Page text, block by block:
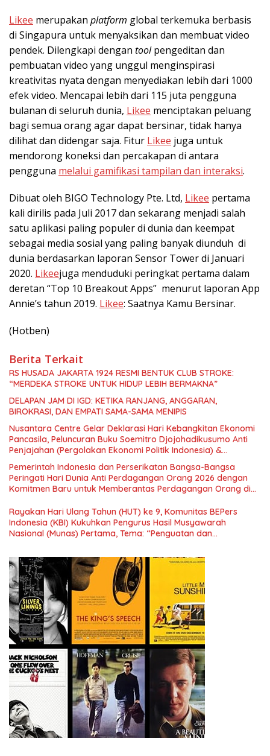
Likee merupakan platform global terkemuka berbasis
di Singapura untuk menyaksikan dan membuat video
pendek. Dilengkapi dengan toolpengeditan dan
pembuatan video yang unggul menginspirasi
kreativitas nyata dengan menyediakan lebih dari 1000
efek video. Mencapai lebih dari 115 juta pengguna
bulanan di seluruh dunia, Likee menciptakan peluang
bagi semua orang agar dapat bersinar, tidak hanya
dilihat dan didengar saja. Fitur Likee juga untuk
mendorong koneksi dan percakapan di antara
pengguna melalui gamifikasi tampilan dan interaksi.
Dibuat oleh BIGO Technology Pte. Ltd, Likee pertama
kali dirilis pada Juli 2017 dan sekarang menjadi salah
satu aplikasi paling populer di dunia dan keempat
sebagai media sosial yang paling banyak diunduh di
dunia berdasarkan laporan Sensor Tower di Januari
2020. Likeejuga menduduki peringkat pertama dalam
deretan “Top 10 Breakout Apps” menurut laporan App
Annie’s tahun 2019. Likee: Saatnya Kamu Bersinar.
(Hotben)
Berita Terkait
RS HUSADA JAKARTA 1924 RESMI BENTUK CLUB STROKE:
“MERDEKA STROKE UNTUK HIDUP LEBIH BERMAKNA”
DELAPAN JAM DI IGD: KETIKA RANJANG, ANGGARAN,
BIROKRASI, DAN EMPATI SAMA-SAMA MENIPIS
Nusantara Centre Gelar Deklarasi Hari Kebangkitan Ekonomi
Pancasila, Peluncuran Buku Soemitro Djojohadikusumo Anti
Penjajahan (Pergolakan Ekonomi Politik Indonesia) &
Simposium Nasional “Urgensi Undang-Undang Perekonomian
Nasional dan Kesejahteraan Sosial dalam Menata Bangsa
Menuju Indonesia Emas 2045”,
Pemerintah Indonesia dan Perserikatan Bangsa-Bangsa
Peringati Hari Dunia Anti Perdagangan Orang 2026 dengan
Komitmen Baru untuk Memberantas Perdagangan Orang di
Rayakan Hari Ulang Tahun (HUT) ke 9, Komunitas BEPers
Indonesia (KBI) Kukuhkan Pengurus Hasil Musyawarah
Nasional (Munas) Pertama, Tema: “Penguatan dan
Indonesia dan Mancanegara”.